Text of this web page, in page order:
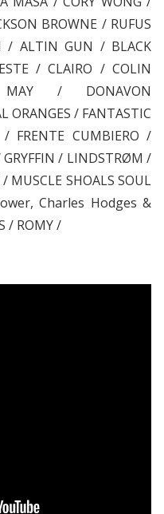
BROWNE / RUFUS
/ ALTIN GUN / BLACK
/ CLAIRO / COLIN
MAY / DONAVON
ORANGES / FANTASTIC
FRENTE CUMBIERO /
GRYFFIN / LINDSTRØM /
SHOALS SOUL
Charles Hodges &
/ ROMY /